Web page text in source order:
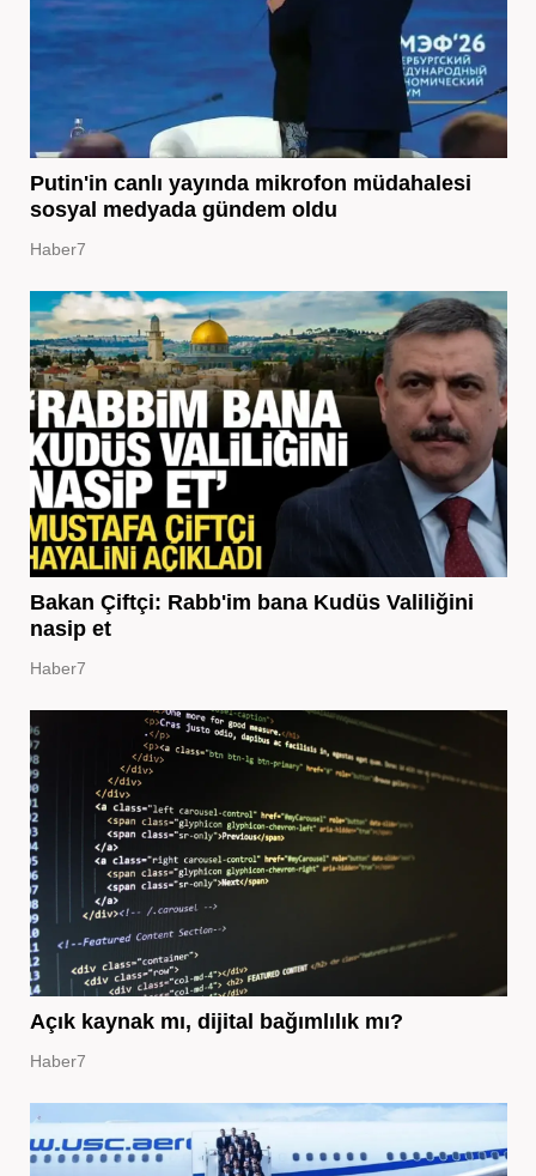
Putin'in canlı yayında mikrofon müdahalesi
sosyal medyada gündem oldu
Haber7
Bakan Çiftçi: Rabb'im bana Kudüs Valiliğini
nasip et
Haber7
Açık kaynak mı, dijital bağımlılık mı?
Haber7